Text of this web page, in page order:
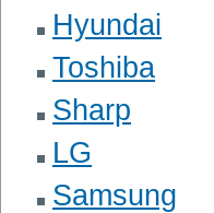
Hyundai
Toshiba
Sharp
LG
Samsung